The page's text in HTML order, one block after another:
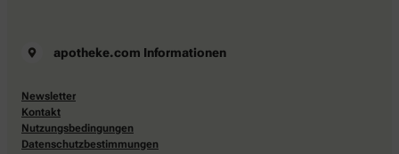
apotheke.com Informationen
Newsletter
Kontakt
Nutzungsbedingungen
Datenschutzbestimmungen